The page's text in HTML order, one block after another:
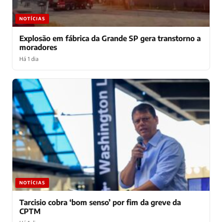
NOTÍCIAS
Explosão em fábrica da Grande SP gera transtorno a
moradores
Há 1 dia
NOTÍCIAS
Tarcisio cobra ‘bom senso’ por fim da greve da
CPTM